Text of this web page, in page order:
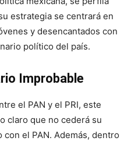
estrategia se centrará en
y desencantados con
político del país.
Improbable
el PAN y el PRI, este
claro que no cederá su
el PAN. Además, dentro